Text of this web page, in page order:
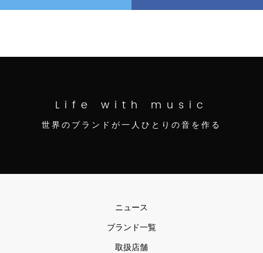
Life with music
世界のブランドが一人ひとりの音を作る
ニュース
ブランド一覧
取扱店舗